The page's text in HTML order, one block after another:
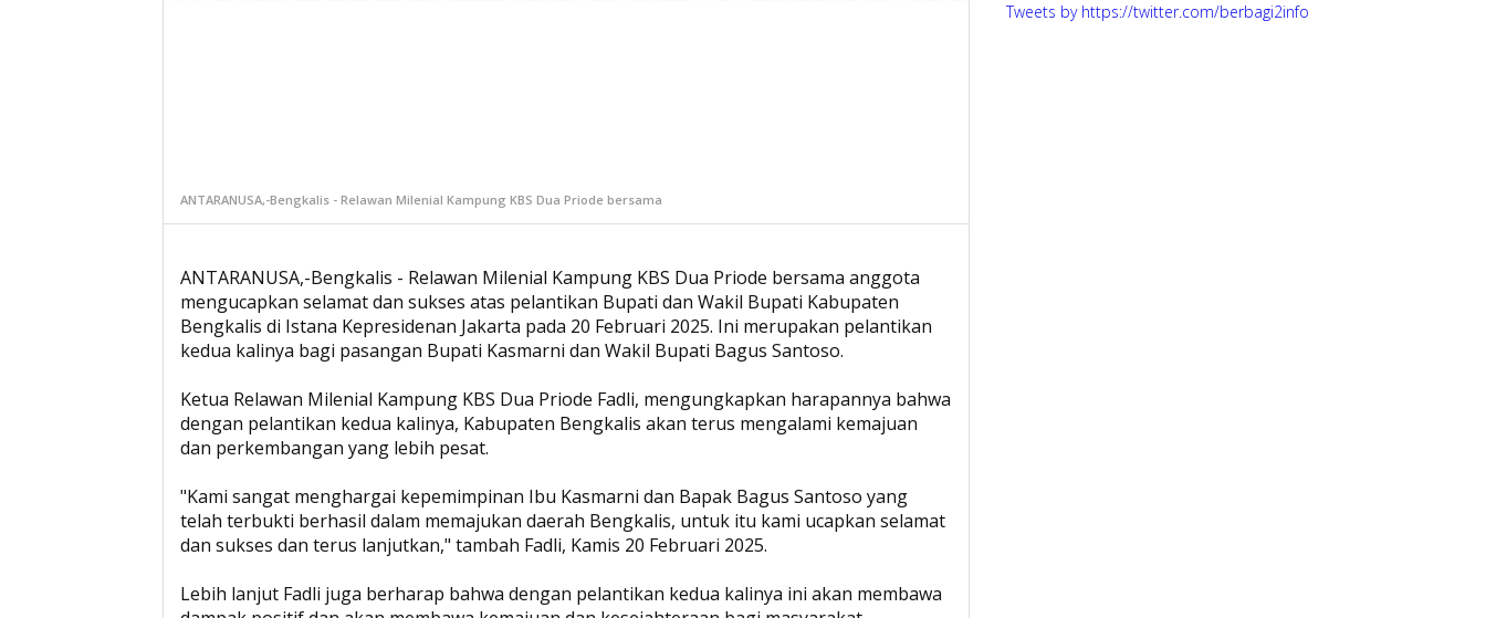
ANTARANUSA,-Bengkalis - Relawan Milenial Kampung KBS Dua Priode bersama
ANTARANUSA,-Bengkalis - Relawan Milenial Kampung KBS Dua Priode bersama anggota
mengucapkan selamat dan sukses atas pelantikan Bupati dan Wakil Bupati Kabupaten
Bengkalis di Istana Kepresidenan Jakarta pada 20 Februari 2025. Ini merupakan pelantikan
kedua kalinya bagi pasangan Bupati Kasmarni dan Wakil Bupati Bagus Santoso.
Ketua Relawan Milenial Kampung KBS Dua Priode Fadli, mengungkapkan harapannya bahwa
dengan pelantikan kedua kalinya, Kabupaten Bengkalis akan terus mengalami kemajuan
dan perkembangan yang lebih pesat.
"Kami sangat menghargai kepemimpinan Ibu Kasmarni dan Bapak Bagus Santoso yang
telah terbukti berhasil dalam memajukan daerah Bengkalis, untuk itu kami ucapkan selamat
dan sukses dan terus lanjutkan," tambah Fadli, Kamis 20 Februari 2025.
Lebih lanjut Fadli juga berharap bahwa dengan pelantikan kedua kalinya ini akan membawa
Tweets by https://twitter.com/berbagi2info